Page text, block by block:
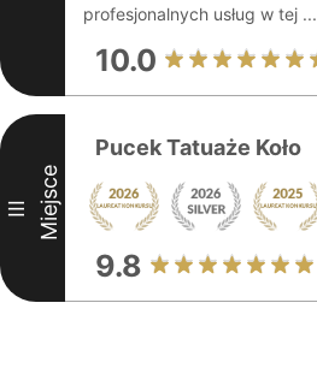
profesjonalnych usług w tej ...
10.0
III Miejsce
Pucek Tatuaże Koło
9.8